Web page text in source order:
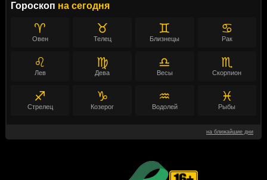
Гороскоп на сегодня
♈
Овен
♉
Телец
♊
Близнецы
♋
Рак
♌
Лев
♍
Дева
♎
Весы
♏
Скорпион
♐
Стрелец
♑
Козерог
♒
Водолей
♓
Рыбы
на ближайшие дни